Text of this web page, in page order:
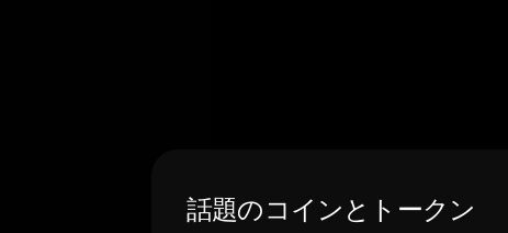
話題のコインとトークン